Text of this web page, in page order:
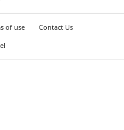
of use
Contact Us